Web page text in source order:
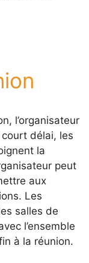
l’organisateur
délai, les
la
peut
aux
Les
salles de
l’ensemble
à la réunion.